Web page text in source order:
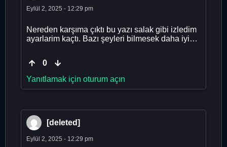
Eylül 2, 2025 - 12:29 pm
Nereden karşıma çıktı bu yazı salak gibi izledim
ayarlarim kaçtı. Bazı şeyleri bilmesek daha iyi…
0
Yanıtlamak için oturum açın
[deleted]
Eylül 2, 2025 - 12:29 pm